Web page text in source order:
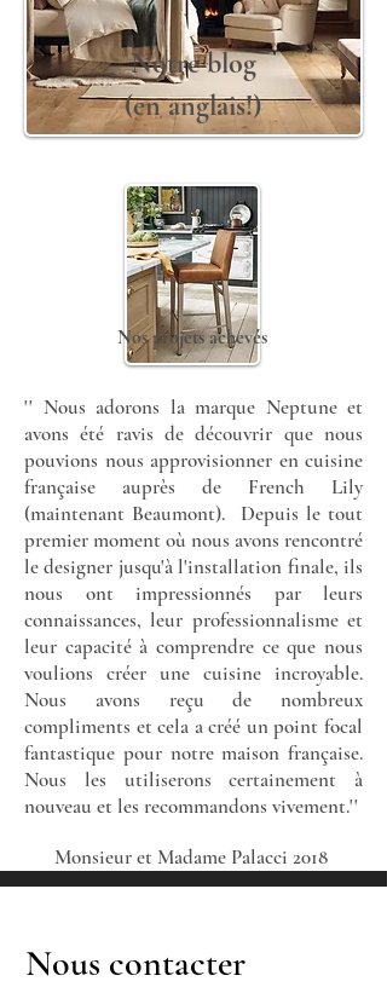
Notre blog
(en anglais!)
Nos projets achevés
'' Nous adorons la marque Neptune et
avons été ravis de découvrir que nous
pouvions nous approvisionner en cuisine
française auprès de French Lily
(maintenant Beaumont). Depuis le tout
premier moment où nous avons rencontré
le designer jusqu'à l'installation finale, ils
nous ont impressionnés par leurs
connaissances, leur professionnalisme et
leur capacité à comprendre ce que nous
voulions créer une cuisine incroyable.
Nous avons reçu de nombreux
compliments et cela a créé un point focal
fantastique pour notre maison française.
Nous les utiliserons certainement à
nouveau et les recommandons vivement.''
Monsieur et Madame Palacci 2018
Nous contacter